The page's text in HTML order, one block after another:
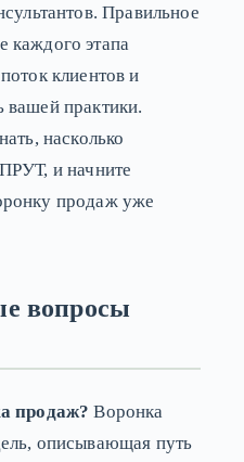
Правильное
каждого этапа
клиентов и
вашей практики.
насколько
и начните
продаж уже
вопросы
продаж? Воронка
описывающая путь